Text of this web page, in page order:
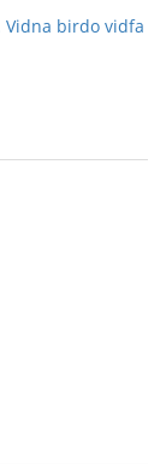
birdo vidfa